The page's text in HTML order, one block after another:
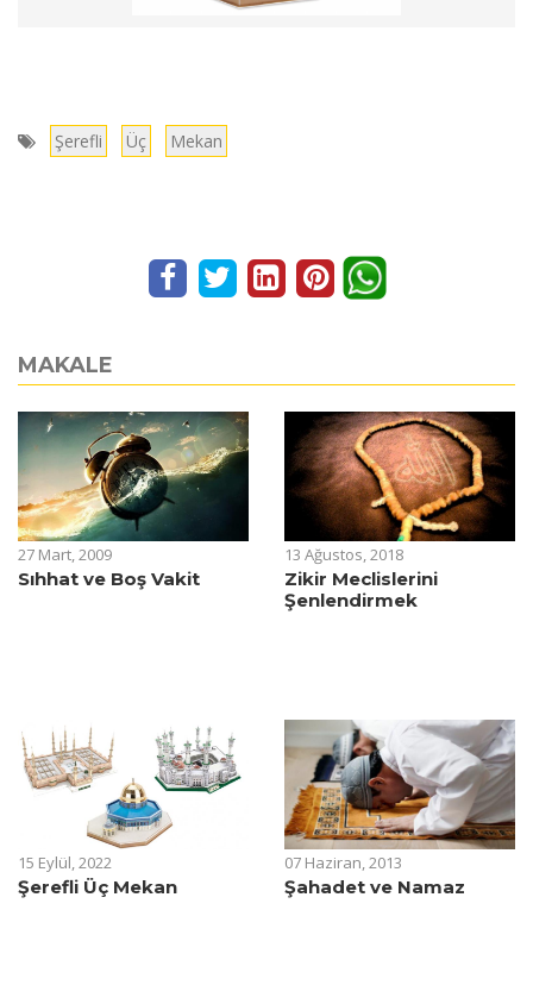
Şerefli Üç Mekan
MAKALE
27 Mart, 2009
Sıhhat ve Boş Vakit
13 Ağustos, 2018
Zikir Meclislerini
Şenlendirmek
15 Eylül, 2022
Şerefli Üç Mekan
07 Haziran, 2013
Şahadet ve Namaz